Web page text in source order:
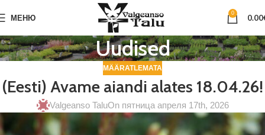
МЕНЮ 0 0.00
Uudised
MÄÄRATLEMATA
(Eesti) Avame aiandi alates 18.04.26!
Valgeanso TaluOn пятница апреля 17th, 2026